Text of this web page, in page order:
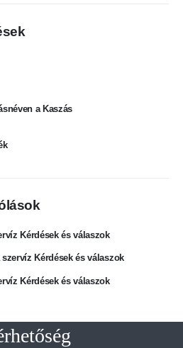
a Kaszás
Kérdések és válaszok
Kérdések és válaszok
Kérdések és válaszok